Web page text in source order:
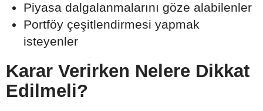
Piyasa dalgalanmalarını göze alabilenler
Portföy çeşitlendirmesi yapmak
isteyenler
Karar Verirken Nelere Dikkat
Edilmeli?